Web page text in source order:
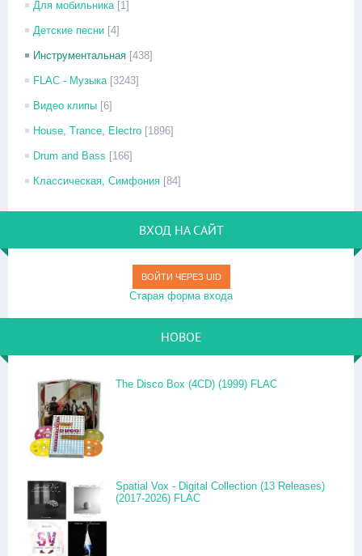
Для мобильника [1]
Детские песни [4]
Инструментальная [438]
FLAC - Музыка [3243]
Видео клипы [6]
House, Trance, Electro [1896]
Drum and Bass [166]
Классическая, Симфония [84]
ВХОД НА САЙТ
ВОЙТИ ЧЕРЕЗ UID
Старая форма входа
НОВОЕ
The Disco Box (4CD) (1999) FLAC
Spatial Vox - Digital Collection (13 Releases)
(2017-2026) FLAC